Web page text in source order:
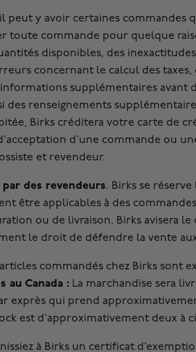
peut y avoir certaines
toute commande pour quelque
disponibles, des
concernant le calcul des
supplémentaires avant
renseignements
Birks créditera votre carte de
d’une commande ou
et revendeur.
des revendeurs. Birks se
être applicables à des
ou de livraison. Birks avisera
le droit de défendre la vente
articles commandés chez Birks sont
au Canada : La marchandise sera
exprès qui prend
est d’approximativement deux à
à Birks un certificat